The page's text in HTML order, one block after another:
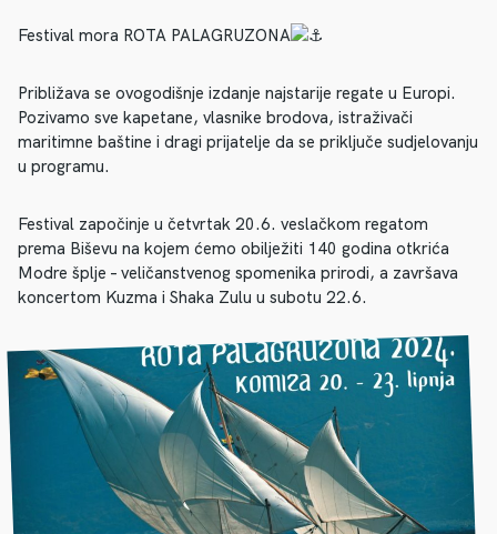
Festival mora ROTA PALAGRUZONA
Približava se ovogodišnje izdanje najstarije regate u Europi.
Pozivamo sve kapetane, vlasnike brodova, istraživači
maritimne baštine i dragi prijatelje da se priključe sudjelovanju
u programu.
Festival započinje u četvrtak 20.6. veslačkom regatom
prema Biševu na kojem ćemo obilježiti 140 godina otkrića
Modre šplje – veličanstvenog spomenika prirodi, a završava
koncertom Kuzma i Shaka Zulu u subotu 22.6.